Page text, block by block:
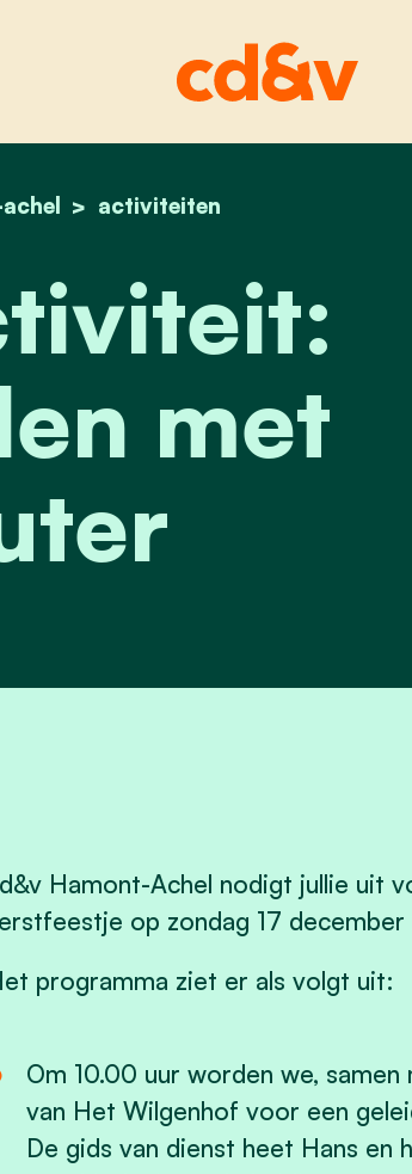
home activiteiten
kerstactiviteit: wandelen met
met
Hamont-Achel nodigt jullie uit
tfeestje op zondag 17
programma ziet er als volgt uit:
Om 10.00 uur worden we, samen
van Het Wilgenhof voor een
De gids van dienst heet Hans en